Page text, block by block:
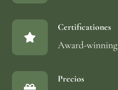
Certificationes
Award-winning
Precios